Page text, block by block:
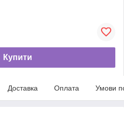
Купити
Доставка Оплата Умови